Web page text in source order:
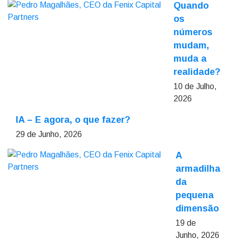
Quando
os
números
mudam,
muda a
realidade?
10 de Julho,
2026
IA – E agora, o que fazer?
29 de Junho, 2026
A
armadilha
da
pequena
dimensão
19 de
Junho, 2026